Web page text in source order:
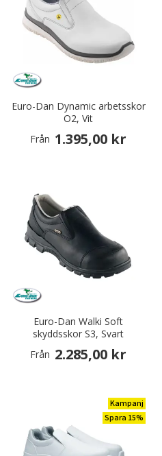
Euro-Dan Dynamic arbetsskor
O2, Vit
Från 1.395,00 kr
Euro-Dan Walki Soft
skyddsskor S3, Svart
Från 2.285,00 kr
Kampanj
Spara 15%